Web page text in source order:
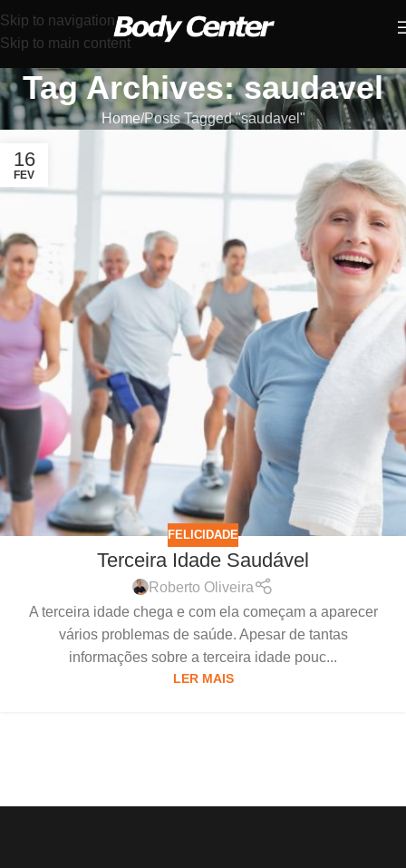
Skip to navigation
Skip to main content
Tag Archives: saudavel
Home Posts Tagged "saudavel"
16
FEV
FELICIDADE
Terceira Idade Saudável
Roberto Oliveira
A terceira idade chega e com ela começam a aparecer
vários problemas de saúde. Apesar de tantas
informações sobre a terceira idade pouc...
LER MAIS